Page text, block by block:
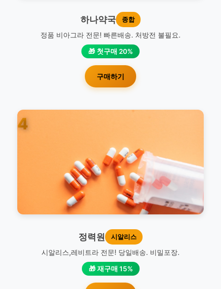
하나약국 종합
정품 비아그라 전문! 빠른배송. 처방전 불필요.
🎁 첫구매 20%
구매하기
4
정력원 시알리스
시알리스,레비트라 전문! 당일배송. 비밀포장.
🎁 재구매 15%